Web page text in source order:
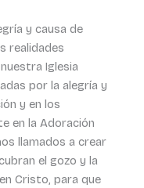
y causa de
rea­lidades
Iglesia
por la alegría y
y en los
en la Adoración
llamados a crear
el gozo y la
Cristo, para que